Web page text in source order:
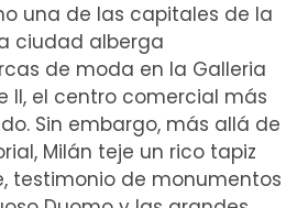
una de las capitales de la
ciudad alberga
de moda en la Galleria
II, el centro comercial más
Sin embargo, más allá de
Milán teje un rico tapiz
testimonio de monumentos